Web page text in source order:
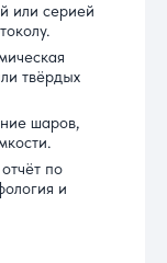
или серией
твёрдых
шаров,
по
и